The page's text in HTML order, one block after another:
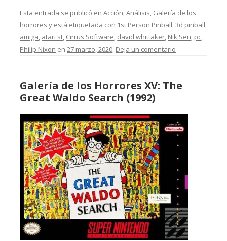
Esta entrada se publicó enAcción,Análisis, Galería de los
horrores y está etiquetada con 1st Person Pinball,3d pinball,
amiga, atari st, Cirrus Software, david whittaker, Nik Sen, pc,
Philip Nixon en27 marzo, 2020. Deja un comentario
Galería de los Horrores XV: The
Great Waldo Search (1992)